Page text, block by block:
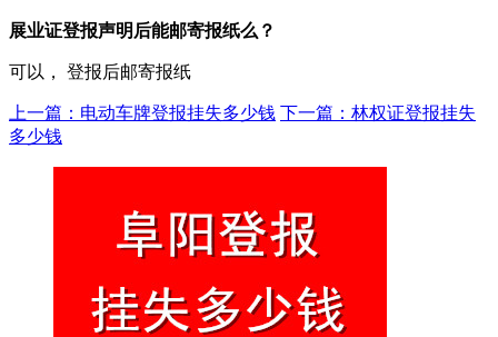
展业证登报声明后能邮寄报纸么？
可以， 登报后邮寄报纸
上一篇：电动车牌登报挂失多少钱 下一篇：林权证登报挂失
多少钱